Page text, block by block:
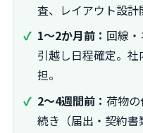
査、レイアウト設計
1～2か月前： 回線・
引越し日程確定。
担。
2～4週間前： 荷物
続き（届出・契約書